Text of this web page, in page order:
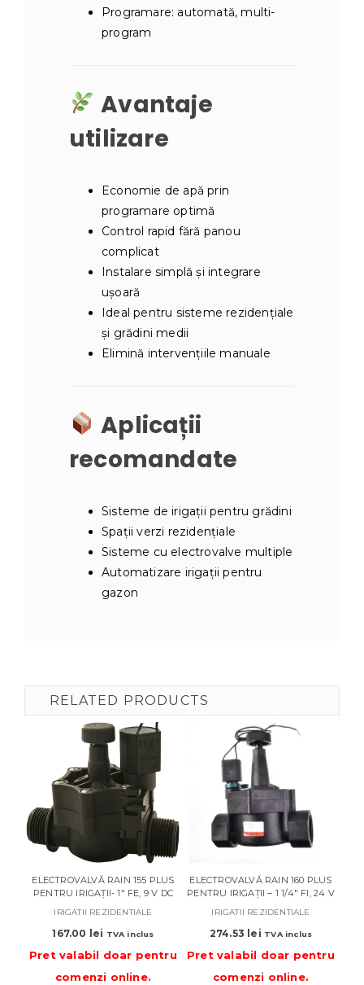
Programare: automată, multi-
program
Avantaje
utilizare
Economie de apă prin
programare optimă
Control rapid fără panou
complicat
Instalare simplă și integrare
ușoară
Ideal pentru sisteme rezidențiale
și grădini medii
Elimină intervențiile manuale
Aplicații
recomandate
Sisteme de irigații pentru grădini
Spații verzi rezidențiale
Sisteme cu electrovalve multiple
Automatizare irigații pentru
gazon
RELATED PRODUCTS
ELECTROVALVĂ RAIN 155 PLUS
PENTRU IRIGAȚII- 1″ FE, 9 V DC
IRIGATII REZIDENTIALE
167.00 lei TVA inclus
Pret valabil doar pentru
comenzi online.
ELECTROVALVĂ RAIN 160 PLUS
PENTRU IRIGAȚII – 1 1/4″ FI, 24 V
IRIGATII REZIDENTIALE
274.53 lei TVA inclus
Pret valabil doar pentru
comenzi online.